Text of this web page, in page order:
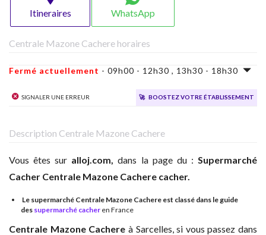
Itineraires WhatsApp
Centrale Mazone Cachere horaires
Fermé actuellement - 09h00 - 12h30 , 13h30 - 18h30
Signaler une erreur 🚀 Boostez votre établissement
Description Centrale Mazone Cachere
Vous êtes sur alloj.com,dans la page du :Supermarché
Cacher Centrale Mazone Cachere cacher.
Le supermarché Centrale Mazone Cachere est classé dans le guide
des supermarché cacher en France
Centrale Mazone Cachere à Sarcelles, si vous passez dans